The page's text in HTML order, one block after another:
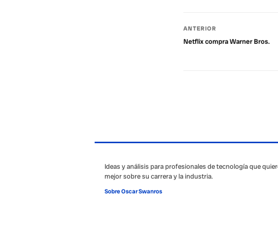
ANTERIOR
Netflix compra Warner Bros.
Ideas y análisis para profesionales de tecnología que
mejor sobre su carrera y la industria.
Sobre Oscar Swanros